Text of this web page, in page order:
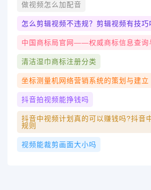
做视频怎么加配音
怎么剪辑视频不违规？剪辑视频有技巧
中国商标局官网——权威商标信息查询
清洁湿巾商标注册分类
坐标测量机网络营销系统的策划与建立
抖音拍视频能挣钱吗
抖音中视频计划真的可以赚钱吗?抖音
规则
视频能裁剪画面大小吗